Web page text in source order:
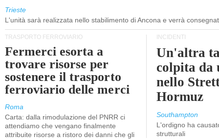
Trieste
L'unità sarà realizzata nello stabilimento di Ancona e verrà
TRASPORTO FERROVIARIO
Fermerci esorta a
trovare risorse per
sostenere il trasporto
ferroviario delle merci
Roma
Carta: dalla rimodulazione del PNRR ci
attendiamo che vengano finalmente
attribuite risorse a ristoro dei danni che gli
INCIDENTI
Un'altra
colpita da
nello
Hormuz
Southampton
L'ordigno ha
strutturali